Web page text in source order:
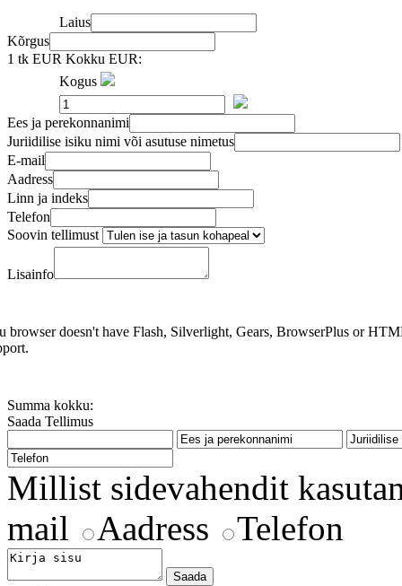
Laius
Kõrgus
1 tk EUR Kokku EUR:
Kogus
Ees ja perekonnanimi
Juriidilise isiku nimi või asutuse nimetus
E-mail
Aadress
Linn ja indeks
Telefon
Soovin tellimust
Lisainfo
browser doesn't have Flash, Silverlight, Gears, BrowserPlus or
Summa kokku:
Saada Tellimus
Millist sidevahendit
mail
Aadress Telefon